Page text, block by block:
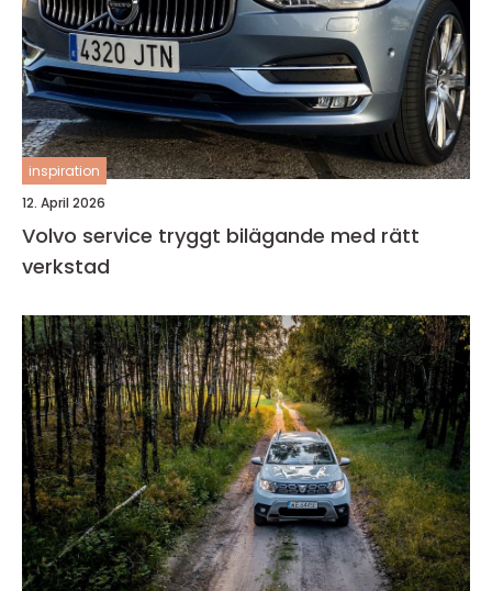
inspiration
12. April 2026
Volvo service tryggt bilägande med rätt
verkstad